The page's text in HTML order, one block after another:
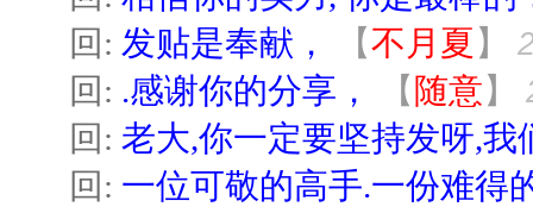
回: 发贴是奉献， 【不月夏 】
回: .感谢你的分享， 【 随意】
回: 老大,你一定要坚持发呀,我
回: 一位可敬的高手.一份难得